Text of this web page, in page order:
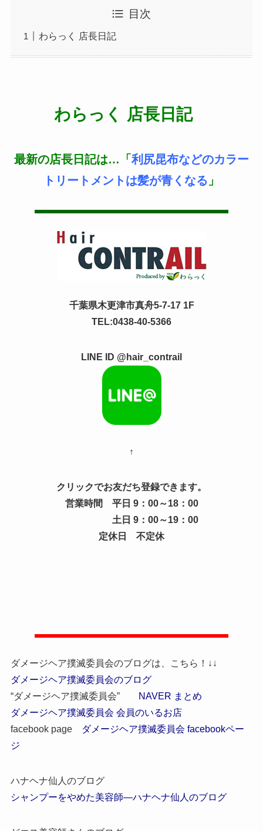
目次
わらっく 店長日記
わらっく 店長日記
最新の店長日記は…「利尻昆布などのカラー
トリートメントは髪が青くなる 」
千葉県木更津市真舟5-7-17 1F
TEL:0438-40-5366
LINE ID @hair_contrail
↑
クリックでお友だち登録できます。
営業時間 平日 9：00～18：00
土日 9：00～19：00
定休日 不定休
ダメージヘア撲滅委員会のブログは、こちら！↓↓
ダメージヘア撲滅委員会のブログ
“ダメージヘア撲滅委員会”
NAVER まとめ
ダメージヘア撲滅委員会 会員のいるお店
facebook page
ダメージヘア撲滅委員会 facebookペー
ジ
ハナヘナ仙人のブログ
シャンプーをやめた美容師―ハナヘナ仙人のブログ